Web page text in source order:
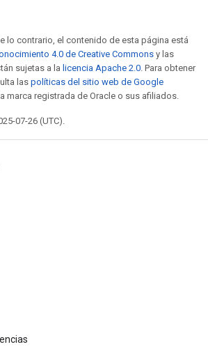
lo contrario, el contenido de esta página está
4.0 de Creative Commons y las
sujetas a la licencia Apache 2.0. Para obtener
las políticas del sitio web de Google
marca registrada de Oracle o sus afiliados.
07-26 (UTC).